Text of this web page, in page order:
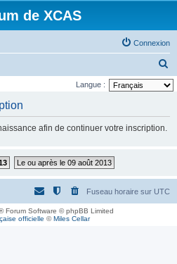
de XCAS
Connexion
e
h
Langue :
afin de continuer votre inscription.
Le ou après le 09 août 2013
Fuseau horaire sur UTC
Forum Software © phpBB Limited
officielle ©Miles Cellar